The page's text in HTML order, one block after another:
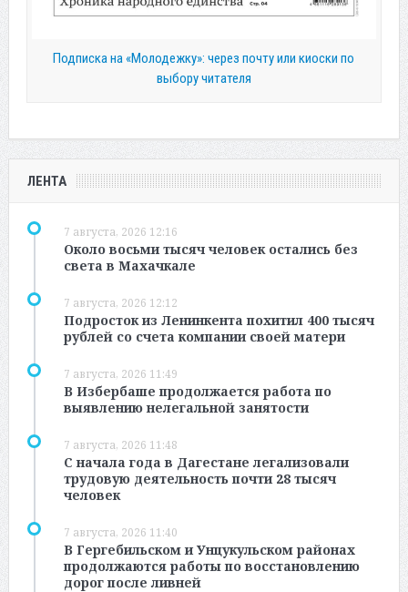
Подписка на «Молодежку»: через почту или киоски по
выбору читателя
ЛЕНТА
7 августа, 2026 12:16
Около восьми тысяч человек остались без
света в Махачкале
7 августа, 2026 12:12
Подросток из Ленинкента похитил 400 тысяч
рублей со счета компании своей матери
7 августа, 2026 11:49
В Избербаше продолжается работа по
выявлению нелегальной занятости
7 августа, 2026 11:48
С начала года в Дагестане легализовали
трудовую деятельность почти 28 тысяч
человек
7 августа, 2026 11:40
В Гергебильском и Унцукульском районах
продолжаются работы по восстановлению
дорог после ливней